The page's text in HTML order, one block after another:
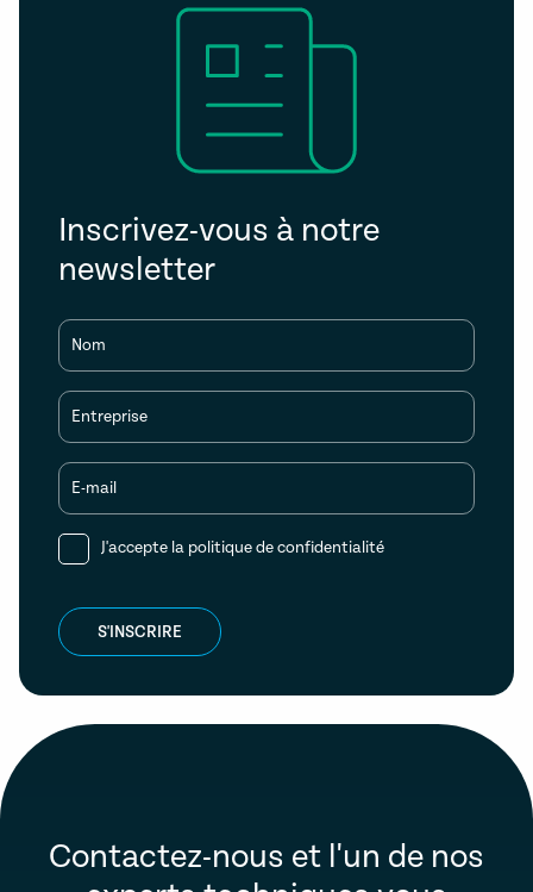
Inscrivez-vous à notre
newsletter
Nom
Entreprise
E-mail
J'accepte la politique de confidentialité
S'INSCRIRE
Contactez-nous et l'un de nos